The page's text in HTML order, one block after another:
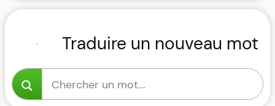
Traduire un nouveau mot